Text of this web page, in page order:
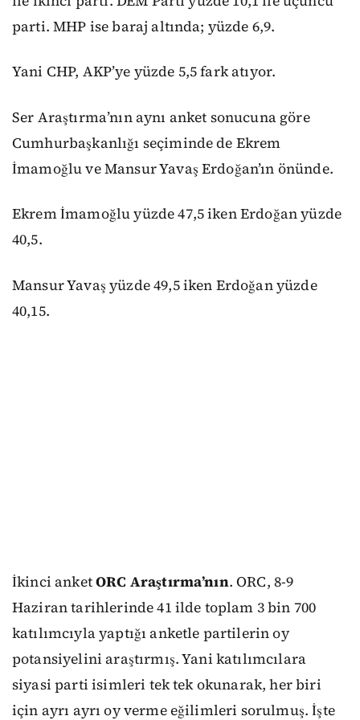
parti. MHP ise baraj altında; yüzde 6,9.
Yani CHP, AKP’ye yüzde 5,5 fark atıyor.
Ser Araştırma’nın aynı anket sonucuna göre
Cumhurbaşkanlığı seçiminde de Ekrem
İmamoğlu ve Mansur Yavaş Erdoğan’ın önünde.
Ekrem İmamoğlu yüzde 47,5 iken Erdoğan yüzde
40,5.
Mansur Yavaş yüzde 49,5 iken Erdoğan yüzde
40,15.
İkinci anketORC Araştırma’nın. ORC, 8-9
Haziran tarihlerinde 41 ilde toplam 3 bin 700
katılımcıyla yaptığı anketle partilerin oy
potansiyelini araştırmış. Yani katılımcılara
siyasi parti isimleri tek tek okunarak, her biri
için ayrı ayrı oy verme eğilimleri sorulmuş. İşte